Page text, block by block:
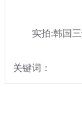
实拍:韩国三
关键词：